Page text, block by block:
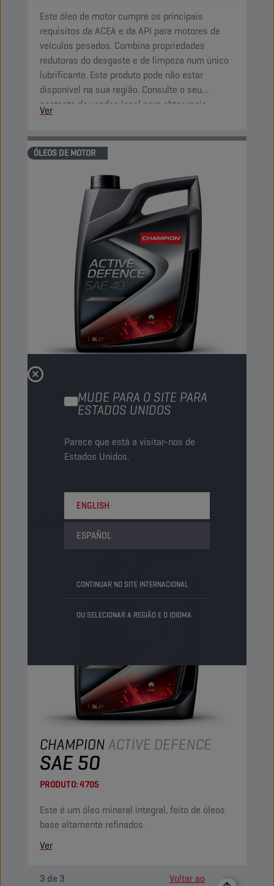
MUDE PARA O SITE PARA
ESTADOS UNIDOS
Parece que está a visitar-nos de
Estados Unidos.
ENGLISH
ESPAÑOL
CONTINUAR NO SITE INTERNACIONAL
OU SELECIONAR A REGIÃO E O IDIOMA
Este óleo de motor cumpre os principais
requisitos da ACEA e da API para motores de
veículos pesados. Combina propriedades
redutoras do desgaste e de limpeza num único
lubrificante. Este produto pode não estar
disponível na sua região. Consulte o seu
contacto de vendas local para obter mais
informações.
Ver
ÓLEOS DE MOTOR
CHAMPION
SAE 40
4704
Este é um óleo mineral integral, feito de óleos
base altamente refinados.
ÓLEOS DE MOTOR
CHAMPIONACTIVE DEFENCE
SAE 50
PRODUTO:4705
Este é um óleo mineral integral, feito de óleos
base altamente refinados.
Ver
3 de 3
Voltar ao